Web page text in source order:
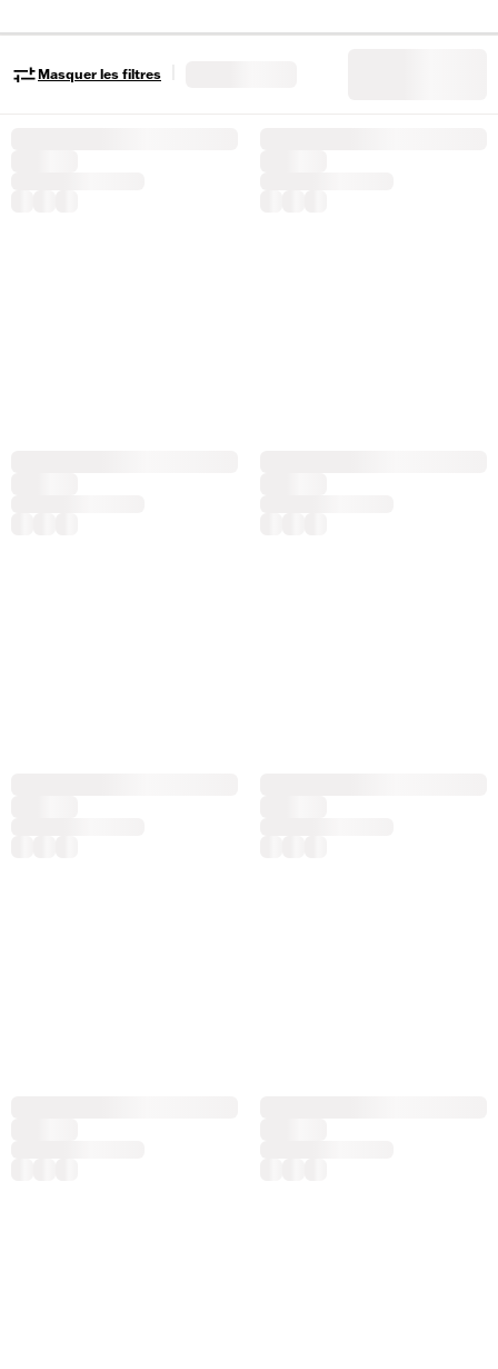
Masquer les filtres